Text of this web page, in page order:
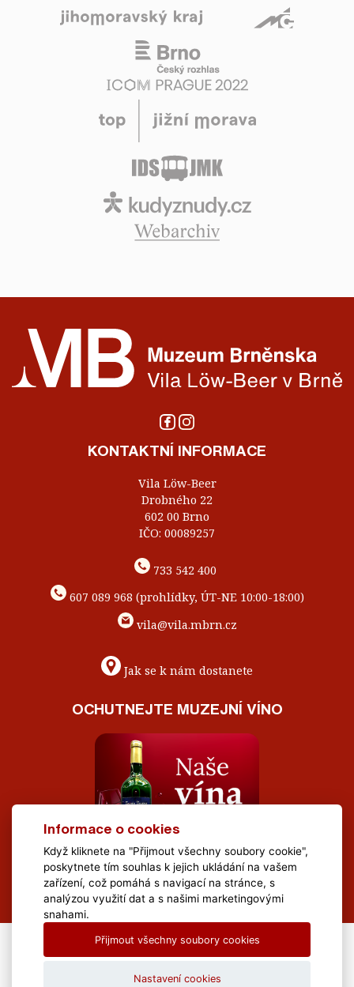
KONTAKTNÍ INFORMACE
Vila Löw-Beer
Drobného 22
602 00 Brno
IČO: 00089257
733 542 400
607 089 968 (prohlídky, ÚT-NE 10:00-18:00)
vila@vila.mbrn.cz
Jak se k nám dostanete
OCHUTNEJTE MUZEJNÍ VÍNO
All Rights Reserved Muzeum Brněnska © 2020, Webdesign by
Informace o cookies
Když kliknete na "Přijmout všechny soubory cookie",
poskytnete tím souhlas k jejich ukládání na vašem
zařízení, což pomáhá s navigací na stránce, s
analýzou využití dat a s našimi marketingovými
snahami.
Přijmout všechny soubory cookies
Nastavení cookies